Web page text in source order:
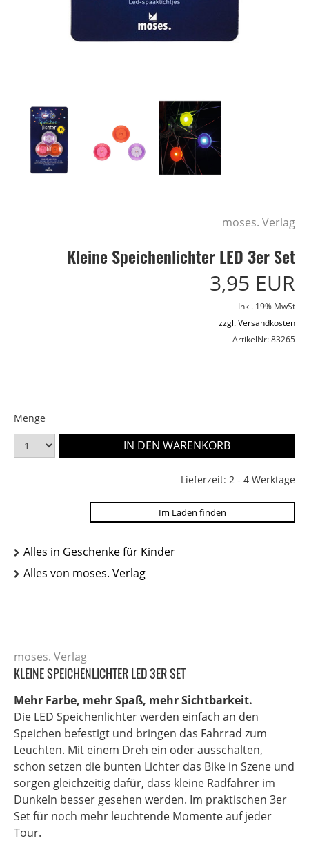
moses. Verlag
Kleine Speichenlichter LED 3er Set
3,95 EUR
Inkl. 19% MwSt
zzgl. Versandkosten
ArtikelNr: 83265
Menge
Lieferzeit: 2 - 4 Werktage
Im Laden finden
Alles in Geschenke für Kinder
Alles von moses. Verlag
moses. Verlag
KLEINE SPEICHENLICHTER LED 3ER SET
Mehr Farbe, mehr Spaß, mehr Sichtbarkeit.
Die LED Speichenlichter werden einfach an den
Speichen befestigt und bringen das Fahrrad zum
Leuchten. Mit einem Dreh ein oder ausschalten,
schon setzen die bunten Lichter das Bike in Szene und
sorgen gleichzeitig dafür, dass kleine Radfahrer im
Dunkeln besser gesehen werden. Im praktischen 3er
Set für noch mehr leuchtende Momente auf jeder
Tour.